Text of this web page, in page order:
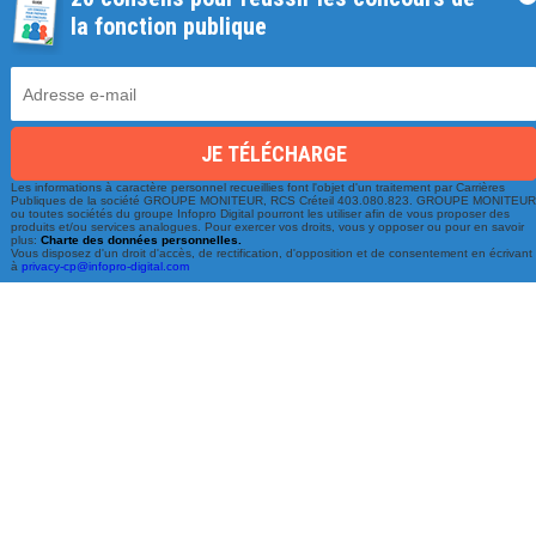
Une équipe à votre écoute
du lundi au vendredi de 9h à 17h
01 79 06 76 68
la fonction publique
Les informations à caractère personnel recueillies font l'objet d'un traitement par Carrières
Publiques de la société GROUPE MONITEUR, RCS Créteil 403.080.823. GROUPE MONITEUR
ou toutes sociétés du groupe Infopro Digital pourront les utiliser afin de vous proposer des
produits et/ou services analogues. Pour exercer vos droits, vous y opposer ou pour en savoir
plus:Charte des données personnelles.
Vous disposez d'un droit d'accès, de rectification, d'opposition et de consentement en écrivant
àprivacy-cp@infopro-digital.com